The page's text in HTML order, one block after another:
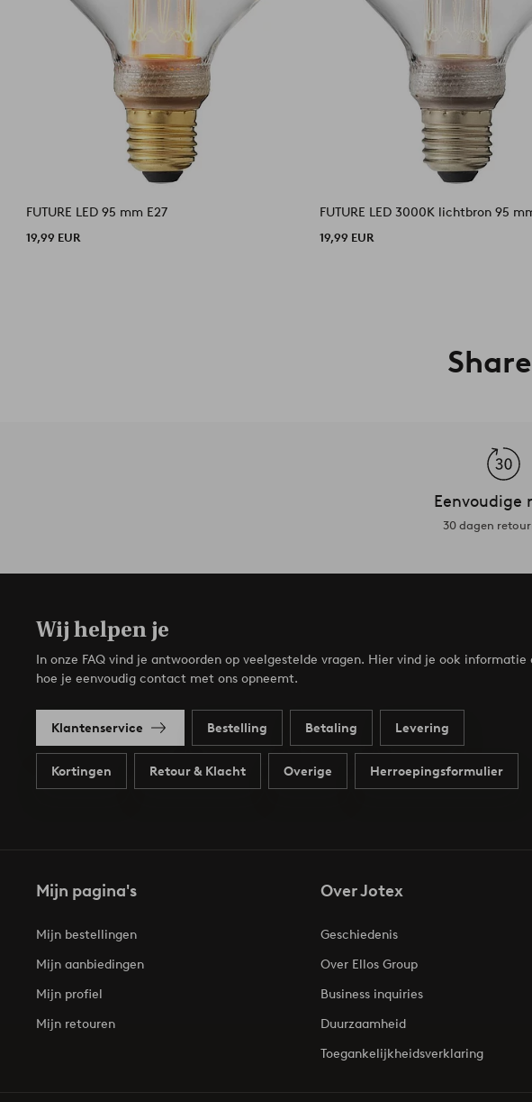
FUTURE LED 95 mm E27
19,99 EUR
FUTURE LED 3000K lichtbron 95
19,99 EUR
Eenvoudige
30 dagen
Wij helpen je
In onze FAQ vind je antwoorden op veelgestelde vragen. Hier vind je ook informatie
hoe je eenvoudig contact met ons opneemt.
Klantenservice Bestelling Betaling Levering
Kortingen Retour & Klacht Overige Herroepingsformulier
Mijn pagina's
Mijn bestellingen
Mijn aanbiedingen
Mijn profiel
Mijn retouren
Over Jotex
Geschiedenis
Over Ellos Group
Business inquiries
Duurzaamheid
Toegankelijkheidsverklaring